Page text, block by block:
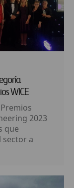
WICE
2023
que
sector a